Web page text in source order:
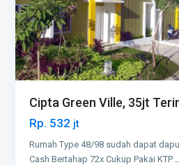
Cipta Green Ville, 35jt
Rp. 532 jt
Rumah Type 48/98 sudah dapat
Cash Bertahap 72x Cukup Pakai KTP